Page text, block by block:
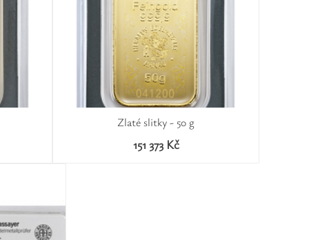
Zlaté slitky - 50 g
151 373 Kč